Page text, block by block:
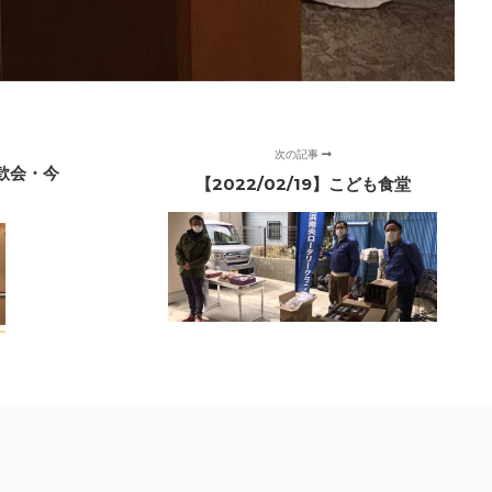
会・今
次の記事
【2022/02/19】こども食堂